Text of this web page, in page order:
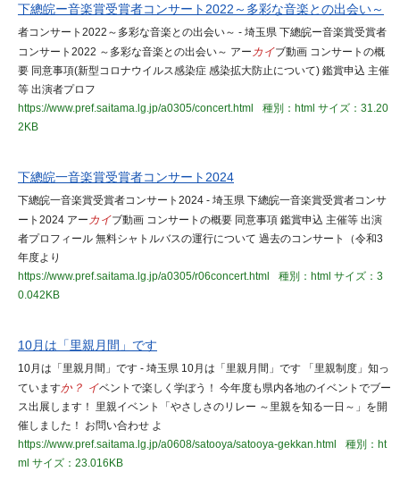
下總皖ー音楽賞受賞者コンサート2022～多彩な音楽との出会い～
者コンサート2022～多彩な音楽との出会い～ - 埼玉県 下總皖ー音楽賞受賞者
コンサート2022 ～多彩な音楽との出会い～ アー カイブ動画 コンサートの概
要 同意事項(新型コロナウイルス感染症 感染拡大防止について) 鑑賞申込 主催
等 出演者プロフ
https://www.pref.saitama.lg.jp/a0305/concert.html
種別：html サイズ：31.20
2KB
下總皖一音楽賞受賞者コンサート2024
下總皖一音楽賞受賞者コンサート2024 - 埼玉県 下總皖一音楽賞受賞者コンサ
ート2024 アー カイブ動画 コンサートの概要 同意事項 鑑賞申込 主催等 出演
者プロフィール 無料シャトルバスの運行について 過去のコンサート（令和3
年度より
https://www.pref.saitama.lg.jp/a0305/r06concert.html
種別：html サイズ：3
0.042KB
10月は「里親月間」です
10月は「里親月間」です - 埼玉県 10月は「里親月間」です 「里親制度」知っ
ていますか？ イベントで楽しく学ぼう！ 今年度も県内各地のイベントでブー
ス出展します！ 里親イベント「やさしさのリレー ～里親を知る一日～」を開
催しました！ お問い合わせ よ
https://www.pref.saitama.lg.jp/a0608/satooya/satooya-gekkan.html
種別：ht
ml サイズ：23.016KB